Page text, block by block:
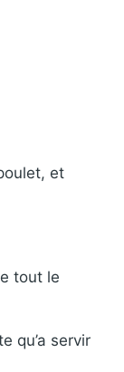
et
tout le
qu’a servir